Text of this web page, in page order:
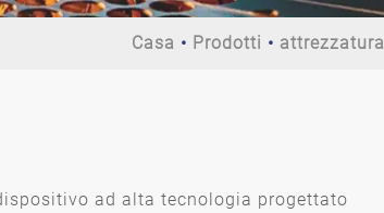
Casa Prodotti attrezzatura
ad alta tecnologia progettato